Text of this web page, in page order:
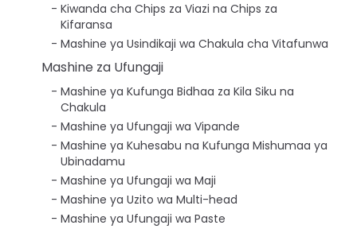
Kiwanda cha Chips za Viazi na Chips za
Kifaransa
Mashine ya Usindikaji wa Chakula cha Vitafunwa
Mashine za Ufungaji
Mashine ya Kufunga Bidhaa za Kila Siku na
Chakula
Mashine ya Ufungaji wa Vipande
Mashine ya Kuhesabu na Kufunga Mishumaa ya
Ubinadamu
Mashine ya Ufungaji wa Maji
Mashine ya Uzito wa Multi-head
Mashine ya Ufungaji wa Paste